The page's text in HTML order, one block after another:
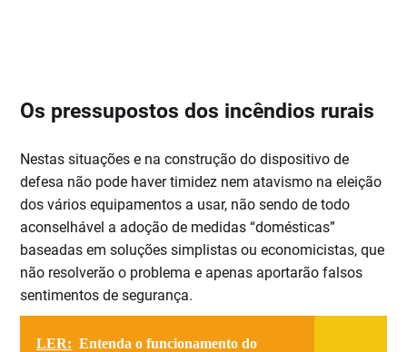
Os pressupostos dos incêndios rurais
Nestas situações e na construção do dispositivo de
defesa não pode haver timidez nem atavismo na eleição
dos vários equipamentos a usar, não sendo de todo
aconselhável a adoção de medidas “domésticas”
baseadas em soluções simplistas ou economicistas, que
não resolverão o problema e apenas aportarão falsos
sentimentos de segurança.
LER: Entenda o funcionamento do